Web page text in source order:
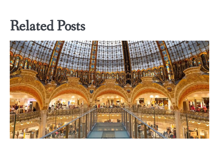
Related Posts